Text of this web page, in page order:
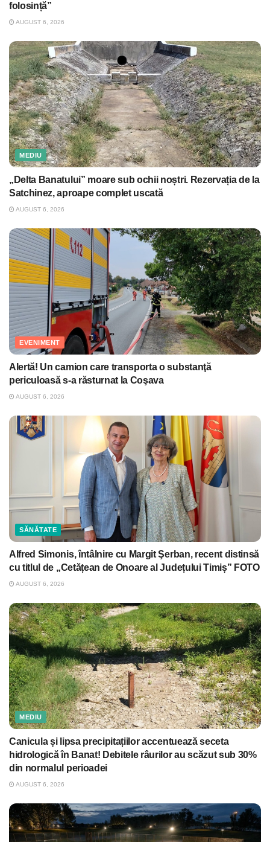
folosință”
AUGUST 6, 2026
MEDIU
„Delta Banatului” moare sub ochii noștri. Rezervația de la
Satchinez, aproape complet uscată
AUGUST 6, 2026
EVENIMENT
Alertă! Un camion care transporta o substanţă
periculoasă s-a răsturnat la Coşava
AUGUST 6, 2026
SĂNĂTATE
Alfred Simonis, întâlnire cu Margit Şerban, recent distinsă
cu titlul de „Cetățean de Onoare al Județului Timiș” FOTO
AUGUST 6, 2026
MEDIU
Canicula și lipsa precipitațiilor accentuează seceta
hidrologică în Banat! Debitele râurilor au scăzut sub 30%
din normalul perioadei
AUGUST 6, 2026